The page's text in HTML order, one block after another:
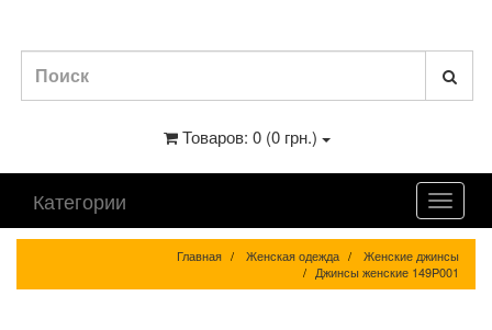
Товаров: 0 (0 грн.)
Категории
Главная Женская одежда
Женские джинсы
Джинсы женские 149P001